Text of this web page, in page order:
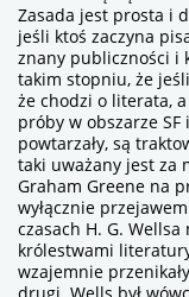
Zasada jest prosta i
jeśli ktoś zaczyna
znany publiczności i
takim stopniu, że
że chodzi o literata,
próby w obszarze
powtarzały, są
taki uważany jest za
Graham Greene na
wyłącznie
czasach H. G.
królestwami
wzajemnie
drugi. Wells był